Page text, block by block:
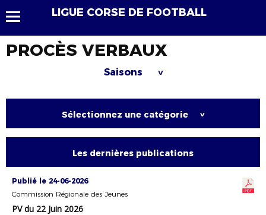
LIGUE CORSE DE FOOTBALL
PROCÈS VERBAUX
Saisons >
Sélectionnez une catégorie >
Les dernières publications
Publié le 24-06-2026
Commission Régionale des Jeunes
PV du 22 Juin 2026